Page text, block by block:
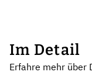
Im Detail
Erfahre mehr über